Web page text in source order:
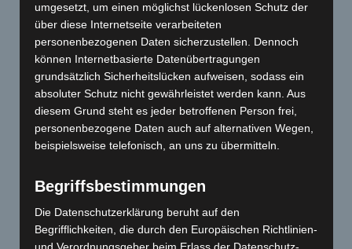
umgesetzt, um einen möglichst lückenlosen Schutz der
über diese Internetseite verarbeiteten
personenbezogenen Daten sicherzustellen. Dennoch
können Internetbasierte Datenübertragungen
grundsätzlich Sicherheitslücken aufweisen, sodass ein
absoluter Schutz nicht gewährleistet werden kann. Aus
diesem Grund steht es jeder betroffenen Person frei,
personenbezogene Daten auch auf alternativen Wegen,
beispielsweise telefonisch, an uns zu übermitteln.
Begriffsbestimmungen
Die Datenschutzerklärung beruht auf den
Begrifflichkeiten, die durch den Europäischen Richtlinien-